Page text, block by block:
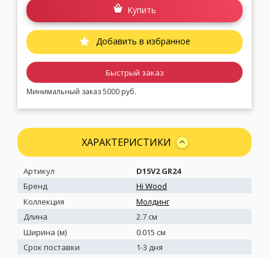
Купить
Добавить в избранное
Быстрый заказ
Минимальный заказ 5000 руб.
ХАРАКТЕРИСТИКИ
Артикул
D15V2 GR24
Бренд
Hi Wood
Коллекция
Молдинг
Длина
2.7 см
Ширина (м)
0.015 см
Срок поставки
1-3 дня